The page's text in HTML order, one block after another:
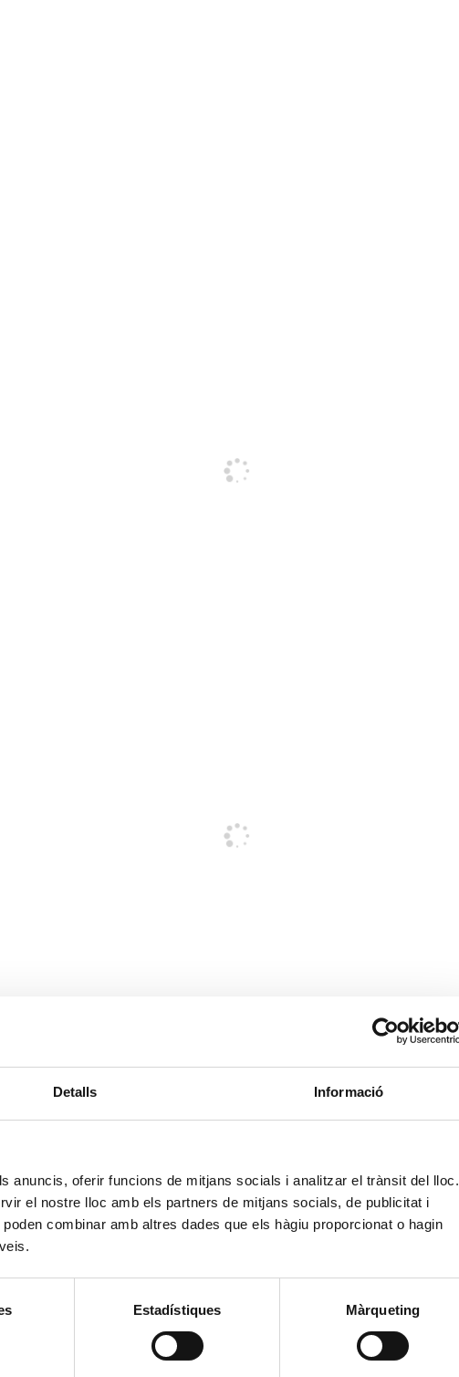
Detalls Informació
anuncis, oferir funcions de mitjans socials i analitzar el trànsit del lloc.
el nostre lloc amb els partners de mitjans socials, de publicitat i
combinar amb altres dades que els hàgiu proporcionat o hagin
Estadístiques Màrqueting